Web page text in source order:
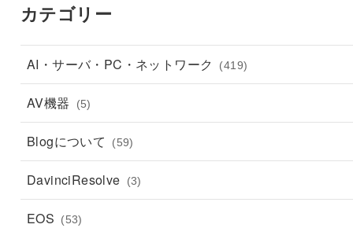
カテゴリー
AI・サーバ・PC・ネットワーク (419)
AV機器 (5)
Blogについて (59)
DavinciResolve (3)
EOS (53)